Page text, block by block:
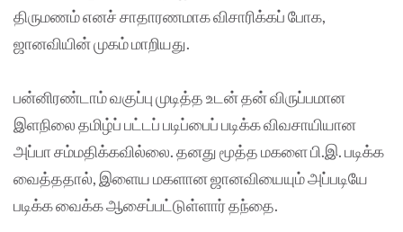
திருமணம் எனச் சாதாரணமாக விசாரிக்கப் போக,
ஜானவியின் முகம் மாறியது.
பன்னிரண்டாம் வகுப்பு முடித்த உடன் தன் விருப்பமான
இளநிலை தமிழ்ப் பட்டப் படிப்பைப் படிக்க விவசாயியான
அப்பா சம்மதிக்கவில்லை. தனது மூத்த மகளை பி.இ. படிக்க
வைத்ததால், இளைய மகளான ஜானவியையும் அப்படியே
படிக்க வைக்க ஆசைப்பட்டுள்ளார் தந்தை.